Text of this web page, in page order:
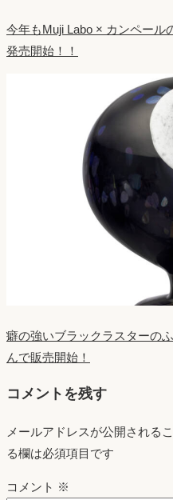
今年もMuji Labo × カンペール
発売開始！！
癖の強いブラックラスターの
んで販売開始！
コメントを残す
メールアドレスが公開される
る欄は必須項目です
コメント ※